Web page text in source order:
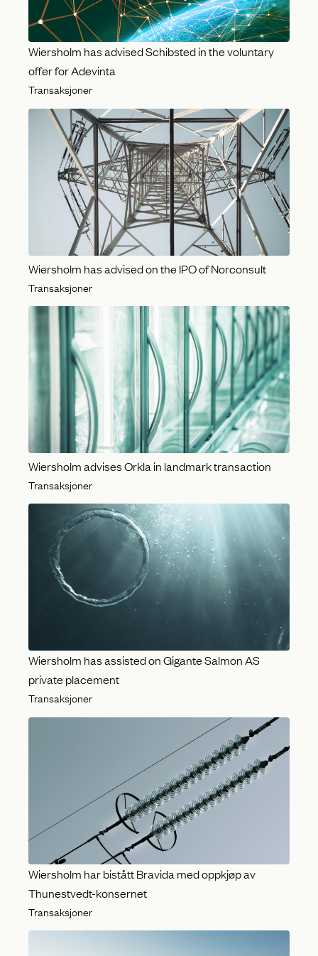
Wiersholm has advised Schibsted in the voluntary
offer for Adevinta
Transaksjoner
Wiersholm has advised on the IPO of Norconsult
Transaksjoner
Wiersholm advises Orkla in landmark transaction
Transaksjoner
Wiersholm has assisted on Gigante Salmon AS
private placement
Transaksjoner
Wiersholm har bistått Bravida med oppkjøp av
Thunestvedt-konsernet
Transaksjoner